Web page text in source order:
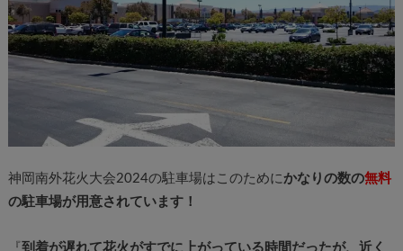
神岡南外花火大会2024の駐車場はこのためにかなりの数の無料
の駐車場が用意されています！
『 到着が遅れて花火がすでに上がっている時間だったが、近く